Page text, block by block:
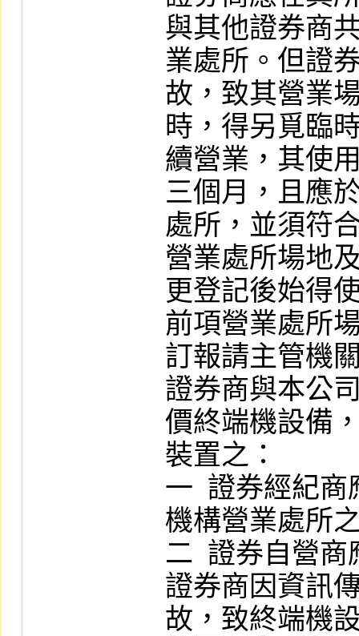
與其他證券商
業處所。但證
故，致其營業
時，得另覓臨
續營業，其使
三個月，且應
處所，並須符
營業處所場地
更登記後始得
前項營業處所
訂報請主管機
證券商與本公
價終端機設備
裝置之：
一  證券經紀
機構營業處所
二  證券自營
證券商因資訊
故，致終端機